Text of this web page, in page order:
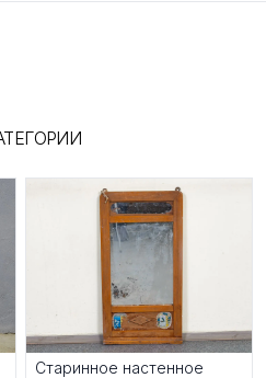
Старинное настенное